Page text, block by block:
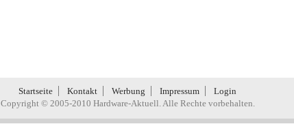
Startseite Kontakt Werbung Impressum
Login
Copyright © 2005-2010 Hardware-Aktuell. Alle Rechte vorbehalten.